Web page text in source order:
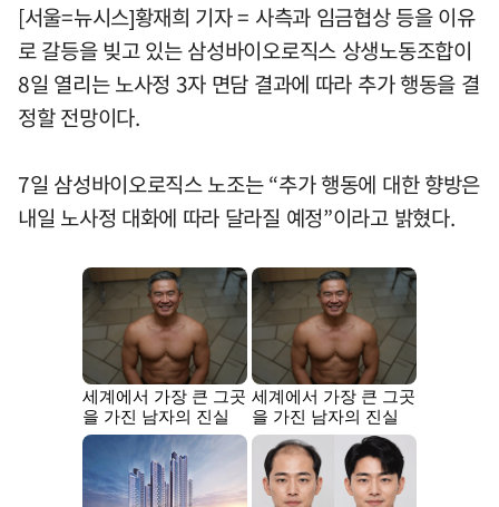
[서울=뉴시스]황재희 기자 = 사측과 임금협상 등을 이유
로 갈등을 빚고 있는 삼성바이오로직스 상생노동조합이
8일 열리는 노사정 3자 면담 결과에 따라 추가 행동을 결
정할 전망이다.
7일 삼성바이오로직스 노조는 “추가 행동에 대한 향방은
내일 노사정 대화에 따라 달라질 예정”이라고 밝혔다.